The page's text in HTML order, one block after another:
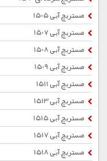
مستربچ آبی 1505
مستربچ آبی 1507
مستربچ آبی 1508
مستربچ آبی 1509
مستربچ آبی 1511
مستربچ آبی 1513
مستربچ آبی 1515
مستربچ آبی 1517
مستربچ آبی 1518